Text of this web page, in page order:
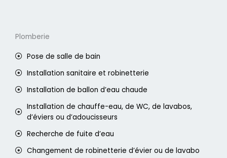
Plomberie
Pose de salle de bain
Installation sanitaire et robinetterie
Installation de ballon d’eau chaude
Installation de chauffe-eau, de WC, de lavabos,
d’éviers ou d’adoucisseurs
Recherche de fuite d’eau
Changement de robinetterie d’évier ou de lavabo